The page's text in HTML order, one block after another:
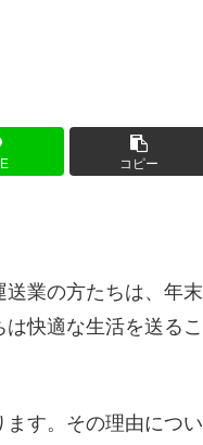
コピー
業の方たちは、年末
快適な生活を送るこ
す。その理由につい